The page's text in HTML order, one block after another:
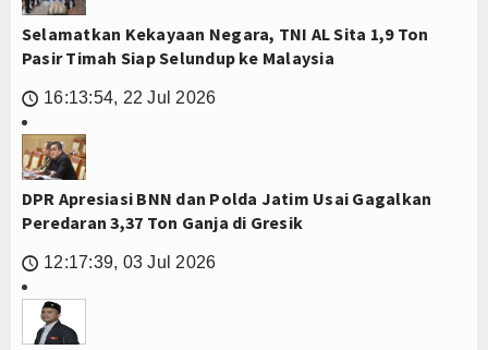
Selamatkan Kekayaan Negara, TNI AL Sita 1,9 Ton
Pasir Timah Siap Selundup ke Malaysia
🕔 16:13:54, 22 Jul 2026
DPR Apresiasi BNN dan Polda Jatim Usai Gagalkan
Peredaran 3,37 Ton Ganja di Gresik
🕔 12:17:39, 03 Jul 2026